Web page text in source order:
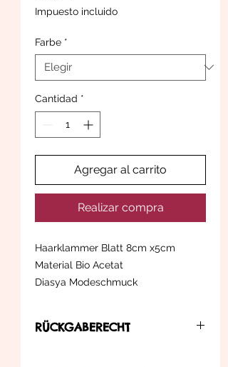
Impuesto incluido
Farbe *
Cantidad *
Agregar al carrito
Realizar compra
Haarklammer Blatt 8cm x5cm
Material Bio Acetat
Diasya Modeschmuck
RÜCKGABERECHT